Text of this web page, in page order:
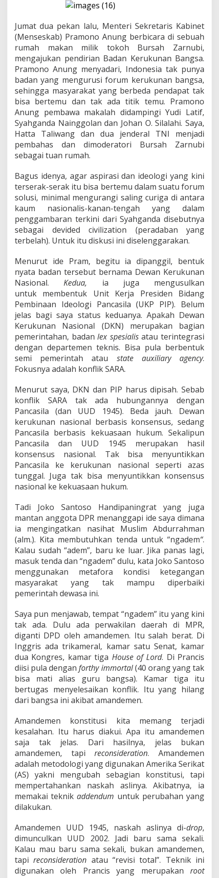
b
k
M
a
k
a
r
!
Jumat dua pekan lalu, Menteri Sekretaris Kabinet
(Menseskab) Pramono Anung berbicara di sebuah
rumah makan milik tokoh Bursah Zarnubi,
mengajukan pendirian Badan Kerukunan Bangsa.
Pramono Anung menyadari, Indonesia tak punya
badan yang mengurusi forum kerukunan bangsa,
sehingga masyarakat yang berbeda pendapat tak
bisa bertemu dan tak ada titik temu. Pramono
Anung pembawa makalah didampingi Yudi Latif,
Syahganda Nainggolan dan Johan O. Silalahi. Saya,
Hatta Taliwang dan dua jenderal TNI menjadi
pembahas dan dimoderatori Bursah Zarnubi
sebagai tuan rumah.
Bagus idenya, agar aspirasi dan ideologi yang kini
terserak-serak itu bisa bertemu dalam suatu forum
solusi, minimal mengurangi saling curiga di antara
kaum nasionalis-kanan-tengah yang dalam
penggambaran terkini dari Syahganda disebutnya
sebagai devided civilization (peradaban yang
terbelah). Untuk itu diskusi ini diselenggarakan.
Menurut ide Pram, begitu ia dipanggil, bentuk
nyata badan tersebut bernama Dewan Kerukunan
Nasional.Kedua, ia juga mengusulkan
untuk membentuk Unit Kerja Presiden Bidang
Pembinaan Ideologi Pancasila (UKP PIP). Belum
jelas bagi saya status keduanya. Apakah Dewan
Kerukunan Nasional (DKN) merupakan bagian
pemerintahan, badanlex spesialisatau terintegrasi
dengan departemen teknis. Bisa pula berbentuk
semi pemerintah atau state auxiliary agency.
Fokusnya adalah konflik SARA.
Menurut saya, DKN dan PIP harus dipisah. Sebab
konflik SARA tak ada hubungannya dengan
Pancasila (dan UUD 1945). Beda jauh. Dewan
kerukunan nasional berbasis konsensus, sedang
Pancasila berbasis kekuasaan hukum. Sekalipun
Pancasila dan UUD 1945 merupakan hasil
konsensus nasional. Tak bisa menyuntikkan
Pancasila ke kerukunan nasional seperti azas
tunggal. Juga tak bisa menyuntikkan konsensus
nasional ke kekuasaan hukum.
Tadi Joko Santoso Handipaningrat yang juga
mantan anggota DPR menanggapi ide saya dimana
ia mengingatkan nasihat Muslim Abdurrahman
(alm.). Kita membutuhkan tenda untuk “ngadem“.
Kalau sudah “adem”, baru ke luar. Jika panas lagi,
masuk tenda dan “ngadem” dulu, kata Joko Santoso
menggunakan metafora kondisi ketegangan
masyarakat yang tak mampu diperbaiki
pemerintah dewasa ini.
Saya pun menjawab, tempat “ngadem” itu yang kini
tak ada. Dulu ada perwakilan daerah di MPR,
diganti DPD oleh amandemen. Itu salah berat. Di
Inggris ada trikameral, kamar satu Senat, kamar
dua Kongres, kamar tiga House of Lord. Di Prancis
diisi pula denganforthy immortal(40 orang yang tak
bisa mati alias guru bangsa). Kamar tiga itu
bertugas menyelesaikan konflik. Itu yang hilang
dari bangsa ini akibat amandemen.
Amandemen konstitusi kita memang terjadi
kesalahan. Itu harus diakui. Apa itu amandemen
saja tak jelas. Dari hasilnya, jelas bukan
amandemen, tapireconsideration. Amandemen
adalah metodologi yang digunakan Amerika Serikat
(AS) yakni mengubah sebagian konstitusi, tapi
mempertahankan naskah aslinya. Akibatnya, ia
memakai teknik addendum untuk perubahan yang
dilakukan.
Amandemen UUD 1945, naskah aslinya di-drop,
dimunculkan UUD 2002. Jadi baru sama sekali.
Kalau mau baru sama sekali, bukan amandemen,
tapireconsideration atau “revisi total”. Teknik ini
digunakan oleh Prancis yang merupakan root